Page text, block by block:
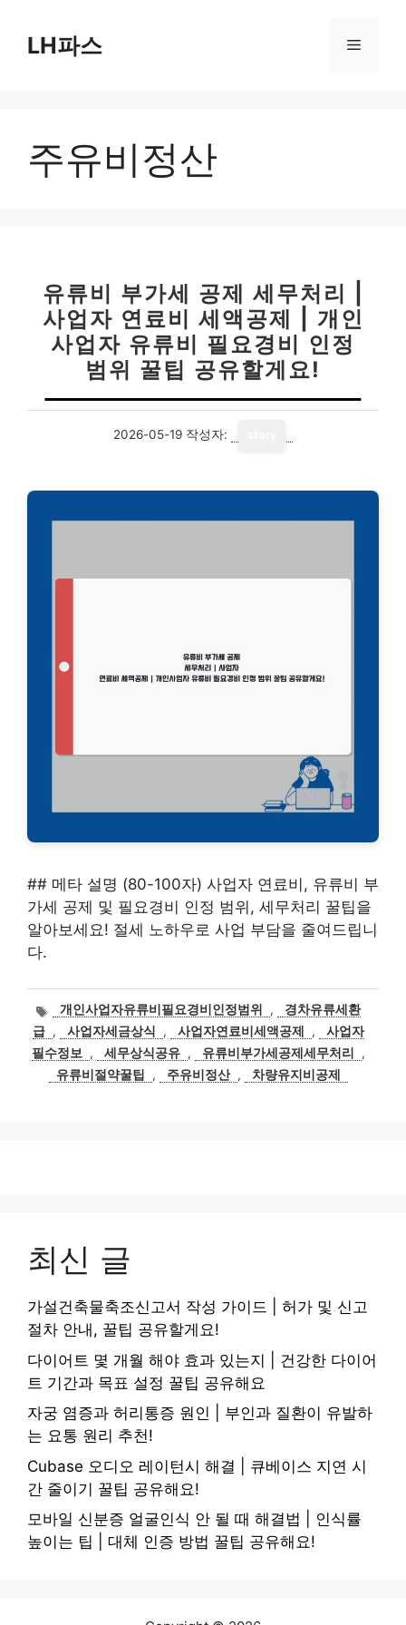
LH파스 메
주유비정산
유류비 부가세 공제 세무처리 |
사업자 연료비 세액공제 | 개인
사업자 유류비 필요경비 인정
범위 꿀팁 공유할게요!
2026-05-19 작성자:
## 메타 설명 (80-100자) 사업자 연료비, 유류비 부
가세 공제 및 필요경비 인정 범위, 세무처리 꿀팁을
알아보세요! 절세 노하우로 사업 부담을 줄여드립니
다.
태개인사업자유류비필요경비인정범위 ,
경차유류세환
급 , 사업자세금상식 , 사업자연료비세액공제 ,
사업자
필수정보
, 세무상식공유 , 유류비부가세공제세무처리
,
유류비절약꿀팁
, 주유비정산 , 차량유지비공제
최신 글
가설건축물축조신고서 작성 가이드 | 허가 및 신고
절차 안내, 꿀팁 공유할게요!
다이어트 몇 개월 해야 효과 있는지 | 건강한 다이어
트 기간과 목표 설정 꿀팁 공유해요
자궁 염증과 허리통증 원인 | 부인과 질환이 유발하
는 요통 원리 추천!
Cubase 오디오 레이턴시 해결 | 큐베이스 지연 시
간 줄이기 꿀팁 공유해요!
모바일 신분증 얼굴인식 안 될 때 해결법 | 인식률
높이는 팁 | 대체 인증 방법 꿀팁 공유해요!